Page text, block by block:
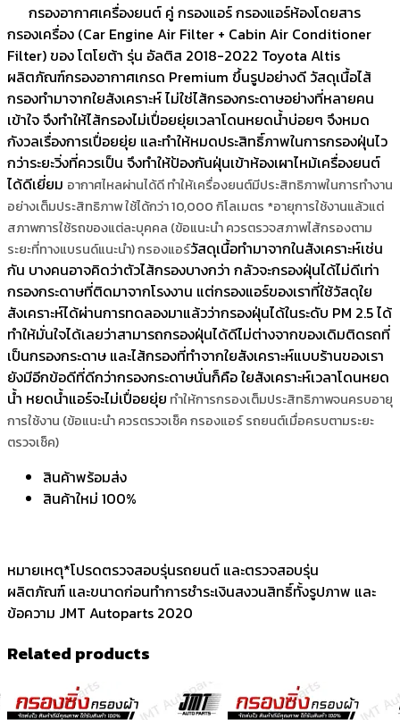
กรองอากาศเครื่องยนต์ คู่ กรองแอร์ กรองแอร์ห้องโดยสาร
กรองเครื่อง (Car Engine Air Filter + Cabin Air Conditioner
Filter) ของ โตโยต้า รุ่น อัลติส 2018-2022 Toyota Altis
ผลิตภัณฑ์กรองอากาศเกรด Premium ขึ้นรูปอย่างดี วัสดุเนื้อไส้
กรองทำมาจากใยสังเคราะห์ ไม่ใช่ไส้กรองกระดาษอย่างที่หลายคน
เข้าใจ จึงทำให้ไส้กรองไม่เปื่อยยุ่ยเวลาโดนหยดน้ำบ่อยๆ จึงหมด
กังวลเรื่องการเปื่อยยุ่ย และทำให้หมดประสิทธิ์ภาพในการกรองฝุ่นไว
กว่าระยะวิ่งที่ควรเป็น จึงทำให้ป้องกันฝุ่นเข้าห้องเผาไหม้เครื่องยนต์
ได้ดีเยี่ยม อากาศไหลผ่านได้ดี ทำให้เครื่องยนต์มีประสิทธิภาพในการทำงาน
อย่างเต็มประสิทธิภาพใช้ได้กว่า 10,000 กิโลเมตร *อายุการใช้งานแล้วแต่
สภาพการใช้รถของแต่ละบุคคล (ข้อแนะนำ ควรตรวจสภาพไส้กรองตาม
ระยะที่ทางแบรนด์แนะนำ) กรองแอร์วัสดุเนื้อทำมาจากในสังเคราะห์เช่น
กัน บางคนอาจคิดว่าตัวไส้กรองบางกว่า กลัวจะกรองฝุ่นได้ไม่ดีเท่า
กรองกระดาษที่ติดมาจากโรงงาน แต่กรองแอร์ของเราที่ใช้วัสดุใย
สังเคราะห์ได้ผ่านการทดลองมาแล้วว่ากรองฝุ่นได้ในระดับ PM 2.5 ได้
ทำให้มั่นใจได้เลยว่าสามารถกรองฝุ่นได้ดีไม่ต่างจากของเดิมติดรถที่
เป็นกรองกระดาษ และไส้กรองที่ทำจากใยสังเคราะห์แบบร้านของเรา
ยังมีอีกข้อดีที่ดีกว่ากรองกระดาษนั่นก็คือ ใยสังเคราะห์เวลาโดนหยด
น้ำ หยดน้ำแอร์จะไม่เปื่อยยุ่ย ทำให้การกรองเต็มประสิทธิภาพจนครบอายุ
การใช้งาน (ข้อแนะนำ ควรตรวจเช็ค กรองแอร์ รถยนต์เมื่อครบตามระยะ
ตรวจเช็ค)
สินค้าพร้อมส่ง
สินค้าใหม่ 100%
หมายเหตุ*โปรดตรวจสอบรุ่นรถยนต์ และตรวจสอบรุ่น
ผลิตภัณฑ์ และขนาดก่อนทำการชำระเงินสงวนสิทธิ์ทั้งรูปภาพ และ
ข้อความ JMT Autoparts 2020
Related products